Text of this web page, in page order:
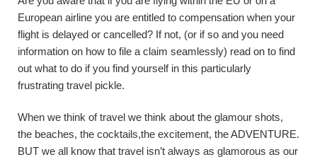
European airline you are entitled to compensation when your
flight is delayed or cancelled? If not, (or if so and you need
information on how to file a claim seamlessly) read on to find
out what to do if you find yourself in this particularly
frustrating travel pickle.
When we think of travel we think about the glamour shots,
the beaches, the cocktails,the excitement, the ADVENTURE.
BUT we all know that travel isn’t always as glamorous as our